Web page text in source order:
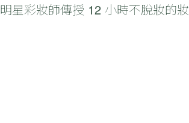
明星彩妝師傳授 12 小時不脫妝的妝